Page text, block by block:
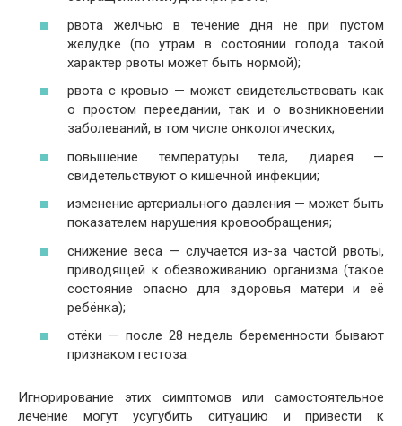
рвота желчью в течение дня не при пустом
желудке (по утрам в состоянии голода такой
характер рвоты может быть нормой);
рвота с кровью — может свидетельствовать как
о простом переедании, так и о возникновении
заболеваний, в том числе онкологических;
повышение температуры тела, диарея —
свидетельствуют о кишечной инфекции;
изменение артериального давления — может быть
показателем нарушения кровообращения;
снижение веса — случается из-за частой рвоты,
приводящей к обезвоживанию организма (такое
состояние опасно для здоровья матери и её
ребёнка);
отёки — после 28 недель беременности бывают
признаком гестоза.
Игнорирование этих симптомов или самостоятельное
лечение могут усугубить ситуацию и привести к